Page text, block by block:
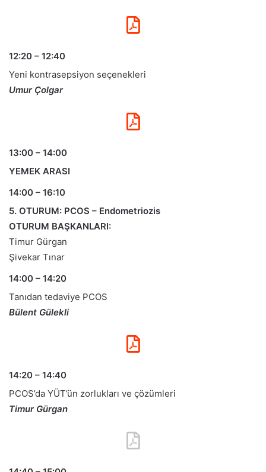
12:20 – 12:40
Yeni kontrasepsiyon seçenekleri
Umur Çolgar
13:00 – 14:00
YEMEK ARASI
14:00 – 16:10
5. OTURUM: PCOS – Endometriozis
OTURUM BAŞKANLARI:
Timur Gürgan
Şivekar Tınar
14:00 – 14:20
Tanıdan tedaviye PCOS
Bülent Gülekli
14:20 – 14:40
PCOS’da YÜT’ün zorlukları ve çözümleri
Timur Gürgan